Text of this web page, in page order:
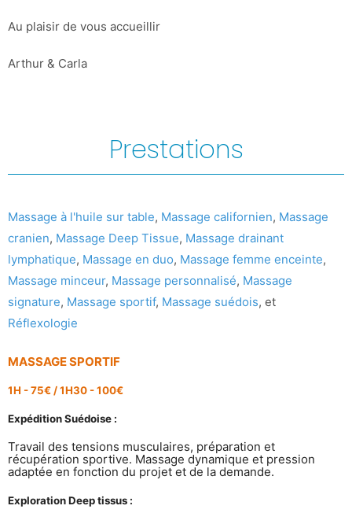
Au plaisir de vous accueillir
Arthur & Carla
Prestations
Massage à l'huile sur table, Massage californien, Massage
cranien, Massage Deep Tissue, Massage drainant
lymphatique, Massage en duo, Massage femme enceinte,
Massage minceur, Massage personnalisé, Massage
signature, Massage sportif, Massage suédois, et
Réflexologie
MASSAGE SPORTIF
1H - 75€ / 1H30 - 100€
Expédition Suédoise :
Travail des tensions musculaires, préparation et
récupération sportive. Massage dynamique et pression
adaptée en fonction du projet et de la demande.
Exploration Deep tissus :